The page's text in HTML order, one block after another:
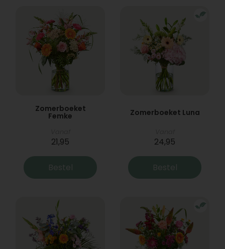
Zomerboeket
Femke
21,95
Bestel
Zomerboeket Luna
24,95
Bestel